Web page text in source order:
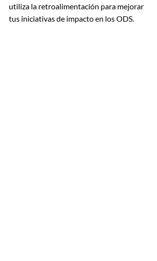
utiliza la retroalimentación para mejorar
tus iniciativas de impacto en los ODS.